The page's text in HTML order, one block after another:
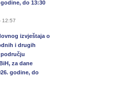
godine, do 13:30
12:57
izvještaja o
i drugih
području
za dane
godine, do